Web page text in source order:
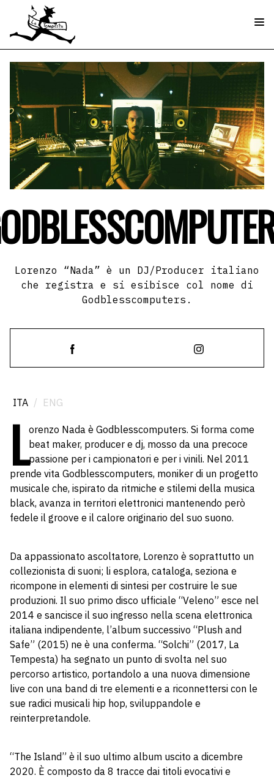
Lorenzo “Nada” è un DJ/Producer italiano
che registra e si esibisce col nome di
Godblesscomputers.
ITA / ENG
Lorenzo Nada è Godblesscomputers. Si forma come
beat maker, producer e dj, mosso da una precoce
passione per i campionatori e per i vinili. Nel 2011
prende vita Godblesscomputers, moniker di un progetto
musicale che, ispirato da ritmiche e stilemi della musica
black, avanza in territori elettronici mantenendo però
fedele il groove e il calore originario del suo suono.
Da appassionato ascoltatore, Lorenzo è soprattutto un
collezionista di suoni; li esplora, cataloga, seziona e
ricompone in elementi di sintesi per costruire le sue
produzioni. Il suo primo disco ufficiale “Veleno” esce nel
2014 e sancisce il suo ingresso nella scena elettronica
italiana indipendente, l’album successivo “Plush and
Safe” (2015) ne è una conferma. “Solchi” (2017, La
Tempesta) ha segnato un punto di svolta nel suo
percorso artistico, portandolo a una nuova dimensione
live con una band di tre elementi e a riconnettersi con le
sue radici musicali hip hop, sviluppandole e
reinterpretandole.
“The Island” è il suo ultimo album uscito a dicembre
2020. È composto da 8 tracce dai titoli evocativi e